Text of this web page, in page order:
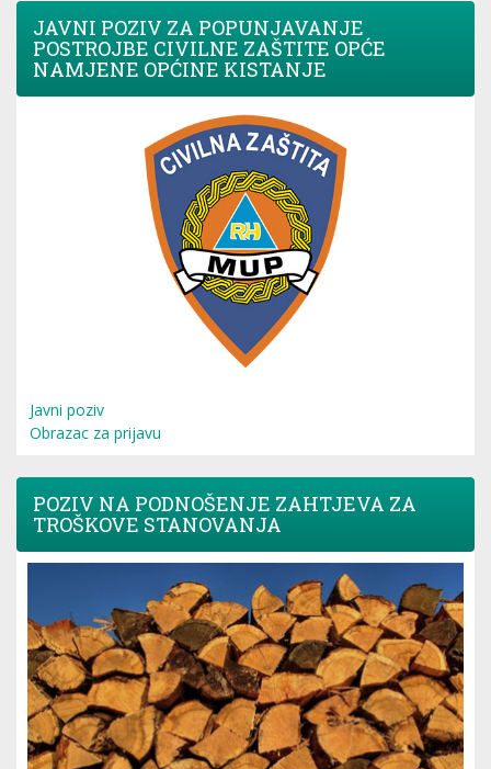
JAVNI POZIV ZA POPUNJAVANJE
POSTROJBE CIVILNE ZAŠTITE OPĆE
NAMJENE OPĆINE KISTANJE
Javni poziv
Obrazac za prijavu
POZIV NA PODNOŠENJE ZAHTJEVA ZA
TROŠKOVE STANOVANJA